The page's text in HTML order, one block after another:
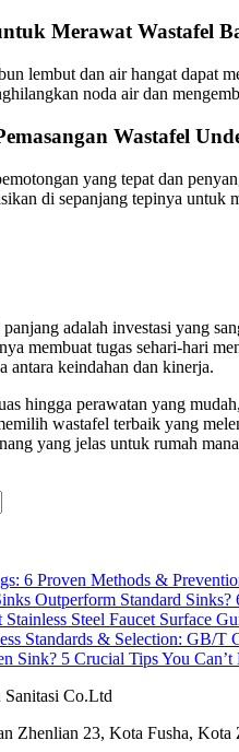
Merawat Wastafel
lembut dan air hangat dapat
noda air dan
Wastafel
yang tepat dan
di sepanjang tepinya untuk
adalah investasi yang
membuat tugas sehari-hari
antara keindahan dan kinerja.
hingga perawatan yang
wastafel terbaik yang
yang jelas untuk rumah
6 Proven Methods &
Outperform Standard Sinks?
Steel Faucet Surface
Standards & Selection: GB/T
Sink? 5 Crucial Tips You Can’t
Sanitasi Co.Ltd
Zhenlian 23, Kota Fusha,